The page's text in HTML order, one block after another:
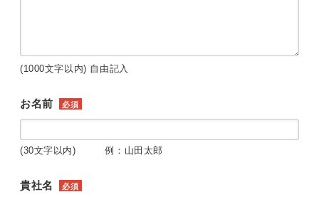
(1000文字以内) 自由記入
お名前 必須
(30文字以内) 例：山田太郎
貴社名 必須